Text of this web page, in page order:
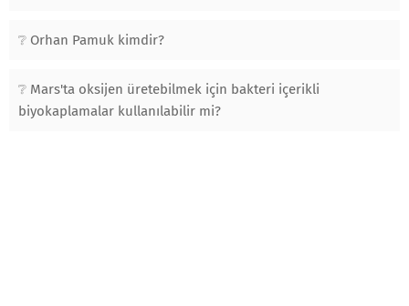
Orhan Pamuk kimdir?
Mars'ta oksijen üretebilmek için bakteri içerikli
biyokaplamalar kullanılabilir mi?